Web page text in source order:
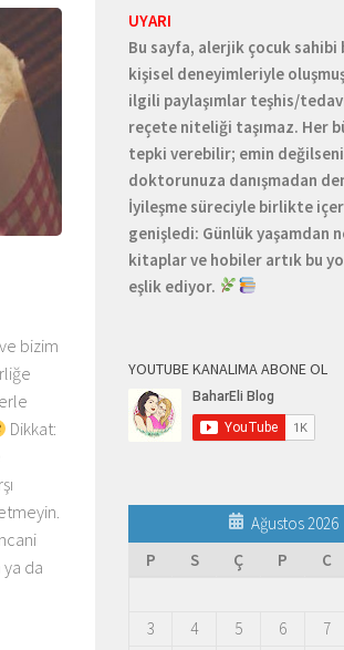
bizim
Dikkat:
ya da
UYARI
Bu sayfa, alerjik çocuk sahibi
kişisel deneyimleriyle
ilgili paylaşımlar teşhis/
reçete niteliği taşımaz. Her
tepki verebilir; emin
doktorunuza danışmadan
İyileşme süreciyle birlikte
genişledi: Günlük yaşamdan
kitaplar ve hobiler artık bu
eşlik ediyor.
YOUTUBE KANALIMA ABONE OL
Ağustos 2026
P
S Ç P C
3
4 5 6 7